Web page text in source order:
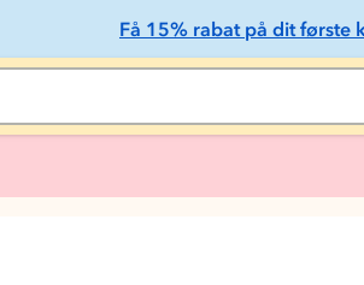
Få 15% rabat på dit første